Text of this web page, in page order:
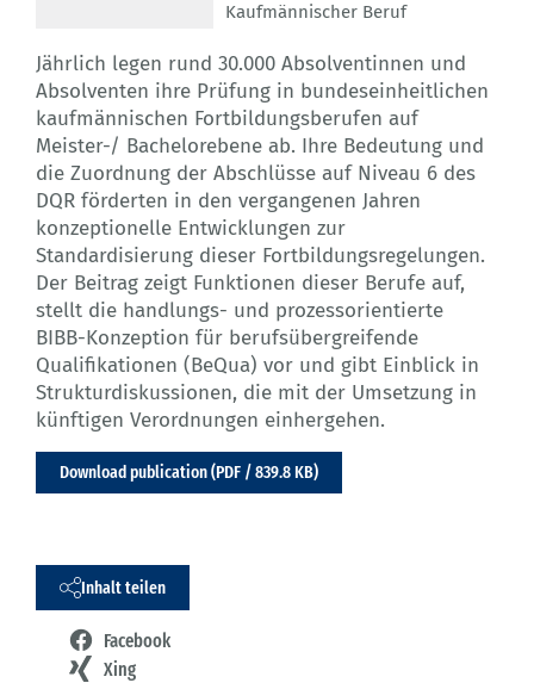
Kaufmännischer Beruf
Jährlich legen rund 30.000 Absolventinnen und
Absolventen ihre Prüfung in bundeseinheitlichen
kaufmännischen Fortbildungsberufen auf
Meister-/ Bachelorebene ab. Ihre Bedeutung und
die Zuordnung der Abschlüsse auf Niveau 6 des
DQR förderten in den vergangenen Jahren
konzeptionelle Entwicklungen zur
Standardisierung dieser Fortbildungsregelungen.
Der Beitrag zeigt Funktionen dieser Berufe auf,
stellt die handlungs- und prozessorientierte
BIBB-Konzeption für berufsübergreifende
Qualifikationen (BeQua) vor und gibt Einblick in
Strukturdiskussionen, die mit der Umsetzung in
künftigen Verordnungen einhergehen.
Download publication (PDF / 839.8 KB)
Inhalt teilen
Facebook
Xing